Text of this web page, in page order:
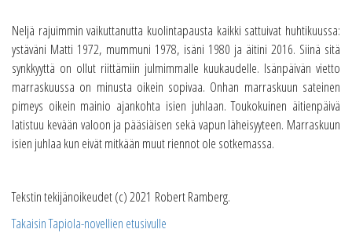
Neljä rajuimmin vaikuttanutta kuolintapausta kaikki sattuivat huhtikuussa:
ystäväni Matti 1972, mummuni 1978, isäni 1980 ja äitini 2016. Siinä sitä
synkkyyttä on ollut riittämiin julmimmalle kuukaudelle. Isänpäivän vietto
marraskuussa on minusta oikein sopivaa. Onhan marraskuun sateinen
pimeys oikein mainio ajankohta isien juhlaan. Toukokuinen äitienpäivä
latistuu kevään valoon ja pääsiäisen sekä vapun läheisyyteen. Marraskuun
isien juhlaa kun eivät mitkään muut riennot ole sotkemassa.
Tekstin tekijänoikeudet (c) 2021 Robert Ramberg.
Takaisin Tapiola-novellien etusivulle